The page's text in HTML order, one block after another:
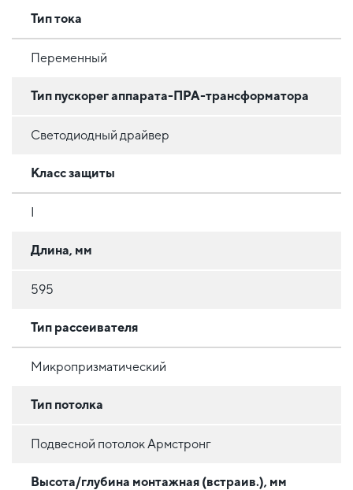
Тип тока
Переменный
Тип пускорег аппарата-ПРА-трансформатора
Светодиодный драйвер
Класс защиты
I
Длина, мм
595
Тип рассеивателя
Микропризматический
Тип потолка
Подвесной потолок Армстронг
Высота/глубина монтажная (встраив.), мм